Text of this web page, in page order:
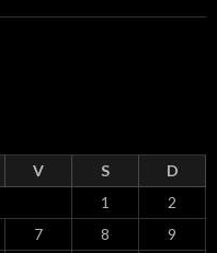
V S D
1
2
7 8
9